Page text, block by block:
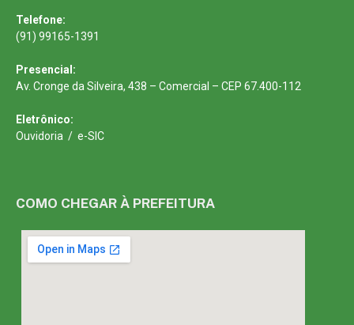
Telefone:
(91) 99165-1391
Presencial:
Av. Cronge da Silveira, 438 – Comercial – CEP 67.400-112
Eletrônico:
Ouvidoria / e-SIC
COMO CHEGAR À PREFEITURA